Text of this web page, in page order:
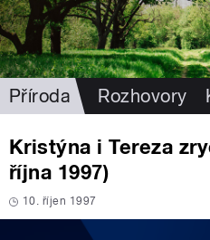
Příroda Rozhovory
Kristýna i Tereza
října 1997)
10. říjen 1997